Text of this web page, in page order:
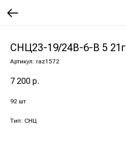
СНЦ23-19/24В-6-В 5 21г
Артикул: raz1572
7 200 р.
92 шт
Тип: СНЦ